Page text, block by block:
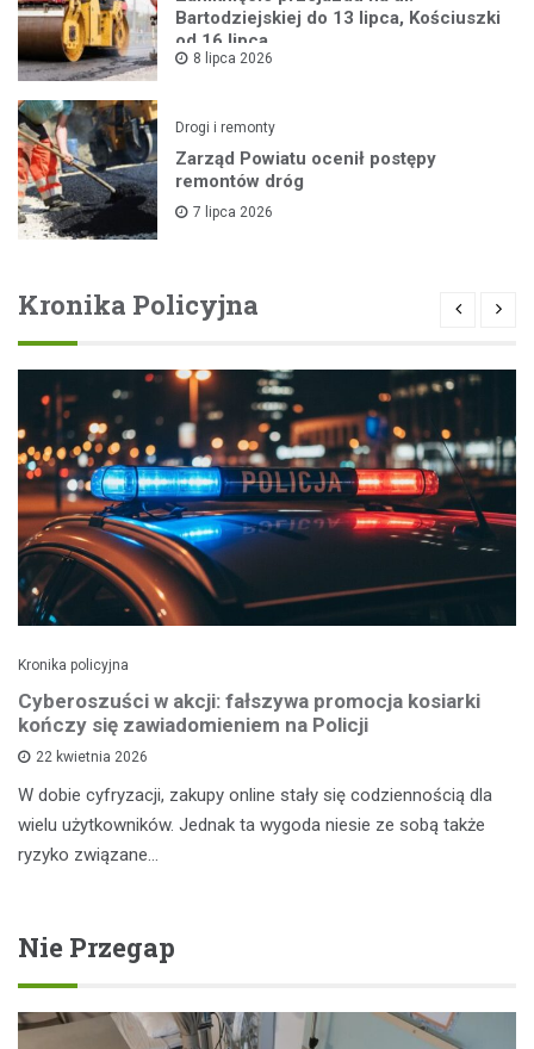
Bartodziejskiej do 13 lipca, Kościuszki
od 16 lipca
8 lipca 2026
Drogi i remonty
Zarząd Powiatu ocenił postępy
remontów dróg
7 lipca 2026
Kronika Policyjna
Kronika policyjna
Cyberoszuści w akcji: fałszywa promocja kosiarki
kończy się zawiadomieniem na Policji
22 kwietnia 2026
W dobie cyfryzacji, zakupy online stały się codziennością dla
wielu użytkowników. Jednak ta wygoda niesie ze sobą także
ryzyko związane…
Nie Przegap